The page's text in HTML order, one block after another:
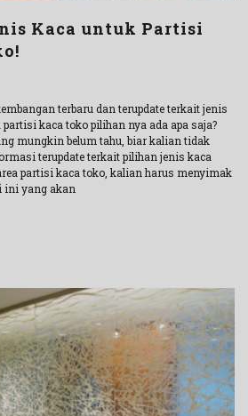
Kaca untuk Partisi
terbaru dan terupdate terkait jenis
kaca toko pilihan nya ada apa saja?
mungkin belum tahu, biar kalian tidak
terupdate terkait pilihan jenis kaca
partisi kaca toko, kalian harus menyimak
ini yang akan